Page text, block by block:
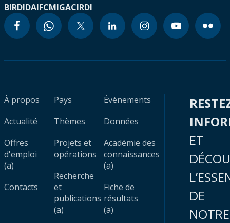
BIRDIDAIFCMIGACIRDI
À propos
Actualité
Offres
d'emploi
(a)
Contacts
Pays
Thèmes
Projets et
opérations
Recherche
et
publications
(a)
Évènements
Données
Académie des
connaissances
(a)
Fiche de
résultats
(a)
ET
DE
NOTRE